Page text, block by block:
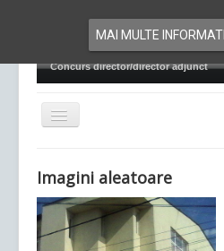
MAI MULTE INFORMATII
Examene Naționale
Concurs director/director adjunct
Comută
navigarea
Imagini aleatoare